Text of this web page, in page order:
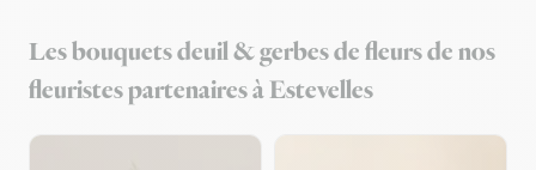
Les bouquets deuil & gerbes de fleurs de nos
fleuristes partenaires à Estevelles